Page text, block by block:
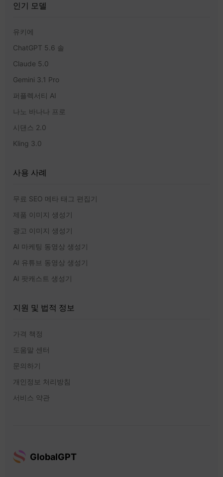
인기 모델
유키에
ChatGPT 5.6 솔
Claude 5.0
Gemini 3.1 Pro
퍼플렉서티 AI
나노 바나나 프로
시댄스 2.0
Kling 3.0
사용 사례
무료 SEO 메타 태그 편집기
제품 이미지 생성기
광고 이미지 생성기
AI 마케팅 동영상 생성기
AI 유튜브 동영상 생성기
AI 팟캐스트 생성기
지원 및 법적 정보
가격 책정
도움말 센터
문의하기
개인정보 처리방침
서비스 약관
GlobalGPT